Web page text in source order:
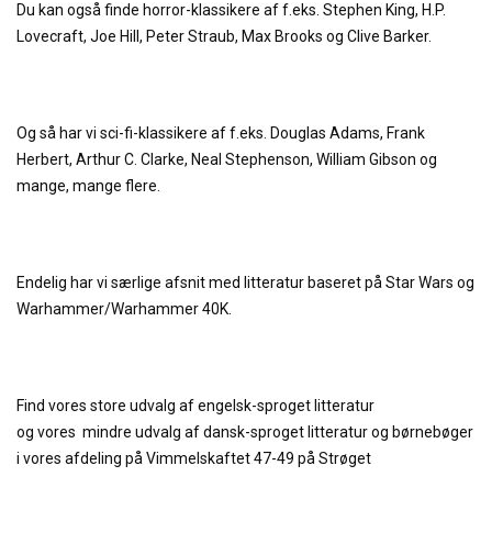
Du kan også finde horror-klassikere af f.eks. Stephen King, H.P.
Lovecraft, Joe Hill, Peter Straub, Max Brooks og Clive Barker.
Og så har vi sci-fi-klassikere af f.eks. Douglas Adams, Frank
Herbert, Arthur C. Clarke, Neal Stephenson, William Gibson og
mange, mange flere.
Endelig har vi særlige afsnit med litteratur baseret på Star Wars og
Warhammer/Warhammer 40K.
Find vores store udvalg af engelsk-sproget litteratur
og vores mindre udvalg af dansk-sproget litteratur og børnebøger
i vores afdeling på Vimmelskaftet 47-49 på Strøget